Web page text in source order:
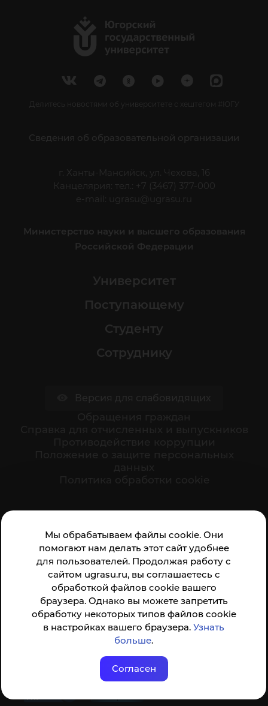
Мы обрабатываем файлы cookie. Они
помогают нам делать этот сайт удобнее
для пользователей. Продолжая работу с
сайтом ugrasu.ru, вы соглашаетесь с
обработкой файлов cookie вашего
браузера. Однако вы можете запретить
обработку некоторых типов файлов cookie
в настройках вашего браузера.Узнать
больше.
Согласен
Делитесь новостями об университете с хештегом #ЮГУ
Сведения об образовательной организации
г. Ханты-Мансийск, ул. Чехова, 16
Канцелярия: тел.: +7 (3467) 377-000
e-mail:
ugrasu@ugrasu.ru
Министерство науки и высшего образования
Российской Федерации
Университет
Поступающему
Студенту
Сотруднику
организации:
Анкета доступна по QR-коду, а так же по прямой
ссылке
© ФГБОУ ВО ЮГУ 2001–2026